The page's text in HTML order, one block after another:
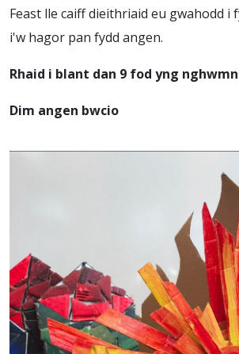
Feast lle caiff dieithriaid eu gwahodd i
i'w hagor pan fydd angen.
Rhaid i blant dan 9 fod yng
Dim angen bwcio